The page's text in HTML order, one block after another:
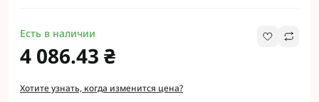
Есть в наличии
4 086.43 ₴
Хотите узнать, когда изменится цена?